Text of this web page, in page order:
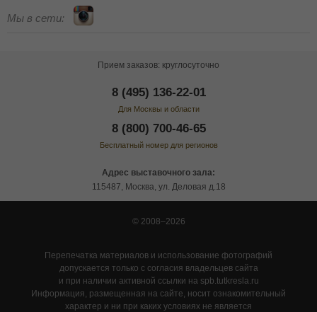
Мы в сети:
Прием заказов: круглосуточно
8 (495) 136-22-01
Для Москвы и области
8 (800) 700-46-65
Бесплатный номер для регионов
Адрес выставочного зала:
115487, Москва, ул. Деловая д.18
© 2008–2026
Перепечатка материалов и использование фотографий
допускается только с согласия владельцев сайта
и при наличии активной ссылки на spb.tutkresla.ru
Информация, размещенная на сайте, носит ознакомительный
характер и ни при каких условиях не является